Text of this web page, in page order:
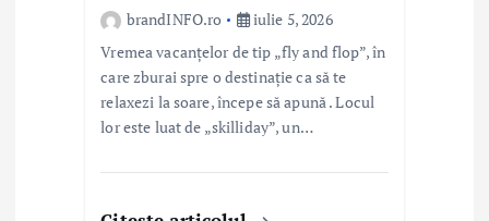
brandINFO.ro
iulie 5, 2026
Vremea vacanțelor de tip „fly and flop”, în
care zburai spre o destinație ca să te
relaxezi la soare, începe să apună . Locul
lor este luat de „skilliday”, un…